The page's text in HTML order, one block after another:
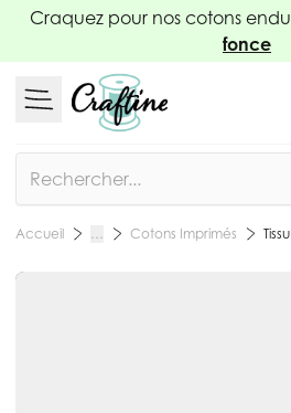
Allez au contenu
Craquez pour nos cotons
fonce
Accueil … Cotons Imprimés